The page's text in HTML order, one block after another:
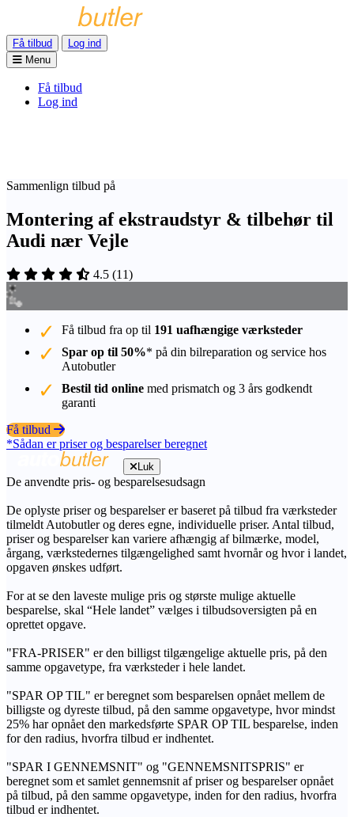
Få tilbud
Log ind
Menu
Få tilbud
Log ind
Sammenlign tilbud på
Montering af ekstraudstyr & tilbehør til
Audi nær Vejle
4.5 (11)
Få tilbud fra op til 191 uafhængige værksteder
Spar op til 50%* på din bilreparation og service hos
Autobutler
Bestil tid online med prismatch og 3 års godkendt
garanti
Få tilbud
*Sådan er priser og besparelser beregnet
Luk
De anvendte pris- og besparelsesudsagn
De oplyste priser og besparelser er baseret på tilbud fra værksteder
tilmeldt Autobutler og deres egne, individuelle priser. Antal tilbud,
priser og besparelser kan variere afhængig af bilmærke, model,
årgang, værkstedernes tilgængelighed samt hvornår og hvor i landet,
opgaven ønskes udført.
For at se den laveste mulige pris og største mulige aktuelle
besparelse, skal “Hele landet” vælges i tilbudsoversigten på en
oprettet opgave.
"FRA-PRISER" er den billigst tilgængelige aktuelle pris, på den
samme opgavetype, fra værksteder i hele landet.
"SPAR OP TIL" er beregnet som besparelsen opnået mellem de
billigste og dyreste tilbud, på den samme opgavetype, hvor mindst
25% har opnået den markedsførte SPAR OP TIL besparelse, inden
for den radius, hvorfra tilbud er indhentet.
"SPAR I GENNEMSNIT" og "GENNEMSNITSPRIS" er
beregnet som et samlet gennemsnit af priser og besparelser opnået
på tilbud, på den samme opgavetype, inden for den radius, hvorfra
tilbud er indhentet.